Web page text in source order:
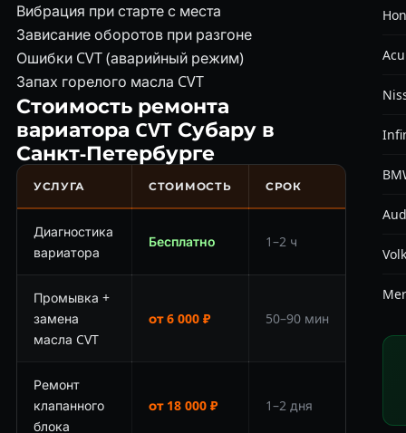
Вибрация при старте с места
Зависание оборотов при разгоне
Ошибки CVT (аварийный режим)
Запах горелого масла CVT
Стоимость ремонта
вариатора CVT Субару в
Санкт-Петербурге
УСЛУГА СТОИМОСТЬ СРОК
Диагностика
вариатора
Бесплатно 1–2 ч
Промывка +
замена
масла CVT
от 6 000 ₽ 50–90 мин
Ремонт
клапанного
блока
от 18 000 ₽ 1–2 дня